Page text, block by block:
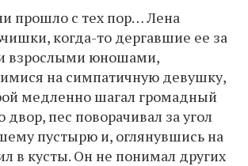
прошло с тех пор… Лена
когда-то дергавшие ее за
взрослыми юношами,
на симпатичную девушку,
медленно шагал громадный
двор, пес поворачивал за угол
пустырю и, оглянувшись на
в кусты. Он не понимал других